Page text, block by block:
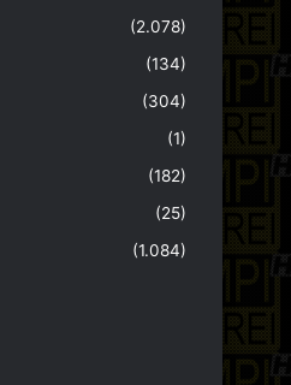
(2.078)
(134)
(304)
(1)
(182)
(25)
(1.084)